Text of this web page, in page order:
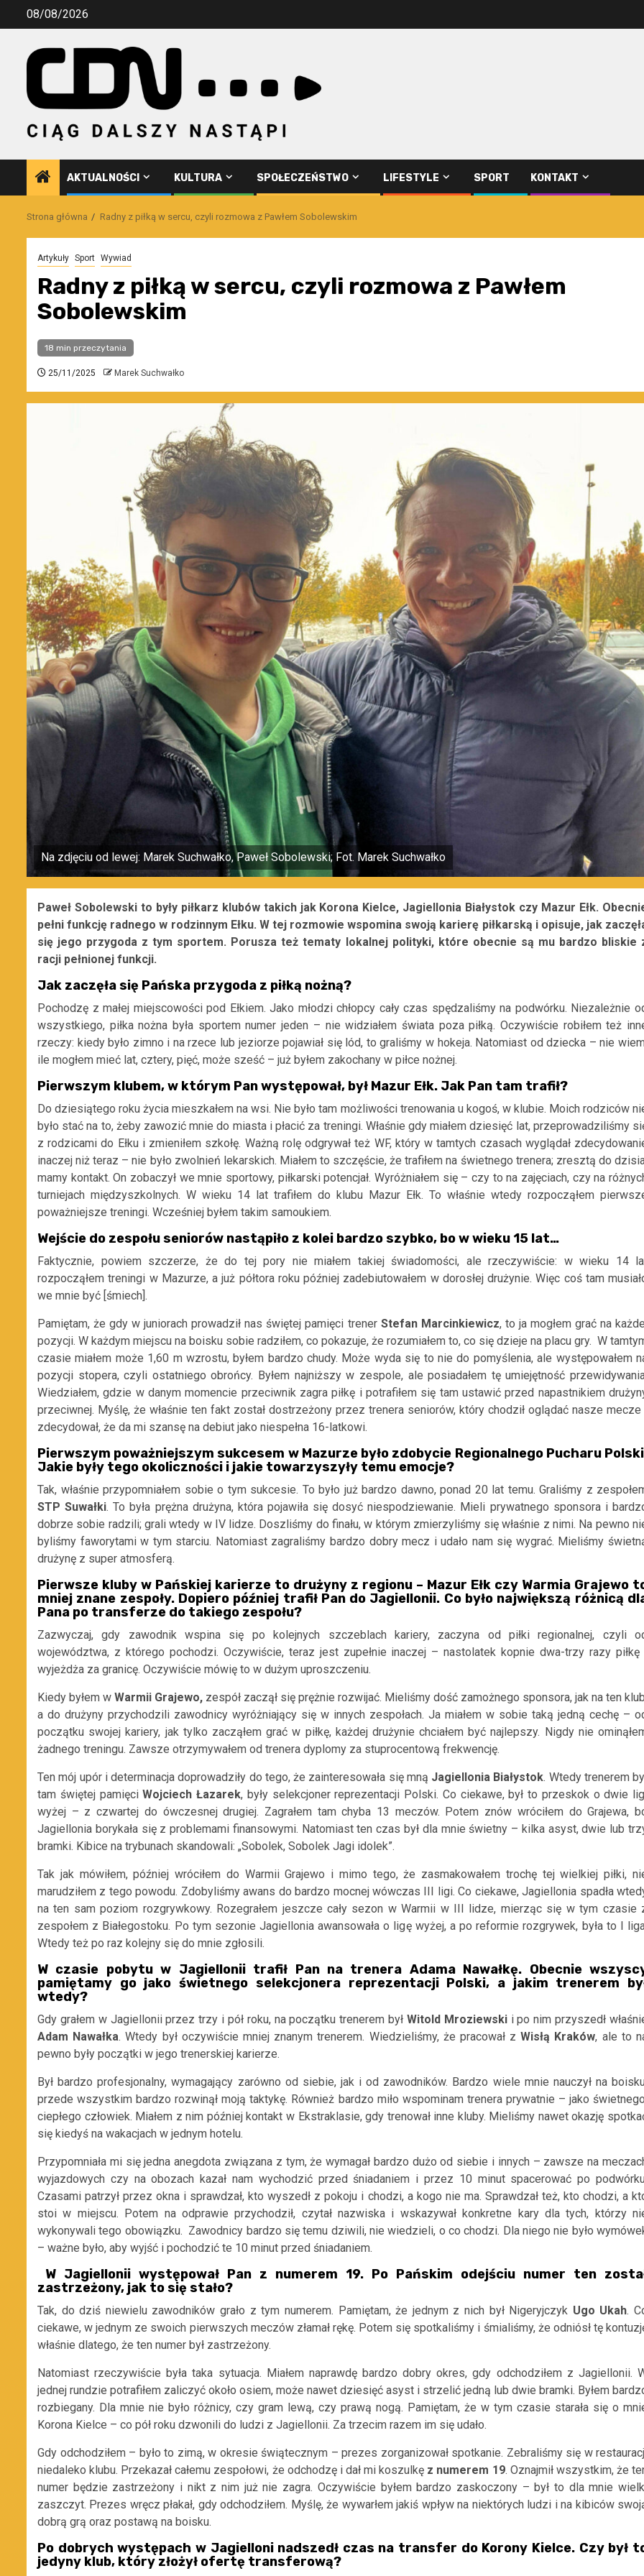
Przejdź08/08/2026
AKTUALNOŚCI KULTURA SPOŁECZEŃSTWO LIFESTYLE SPORT KONTAKT
Strona główna Radny z piłką w sercu, czyli rozmowa z Pawłem Sobolewskim
Artykuły Sport Wywiad
Radny z piłką w sercu, czyli rozmowa z Pawłem
Sobolewskim
18 min przeczytania
25/11/2025 Marek Suchwałko
Na zdjęciu od lewej: Marek Suchwałko, Paweł Sobolewski; Fot. Marek Suchwałko
Paweł Sobolewski to były piłkarz klubówtakich jak Korona Kielce, Jagiellonia Białystok czy Mazur Ełk.
pełni funkcję radnego w rodzinnym Ełku. W tej rozmowie wspomina swoją karierę piłkarską i opisuje, jak
się jego przygoda z tym sportem. Porusza też tematy lokalnej polityki, które obecnie są mu bardzo bliskie
racji pełnionej funkcji.
Jak zaczęła się Pańska przygoda z piłką nożną?
Pochodzę z małej miejscowości pod Ełkiem. Jako młodzi chłopcy cały czas spędzaliśmy na podwórku. Niezależnie
wszystkiego, piłka nożna była sportem numer jeden – nie widziałem świata poza piłką. Oczywiście robiłem też
rzeczy: kiedy było zimno i na rzece lub jeziorze pojawiał się lód, to graliśmy w hokeja. Natomiast od dziecka – nie
ile mogłem mieć lat, cztery, pięć, może sześć – już byłem zakochany w piłce nożnej.
Pierwszym klubem, w którym Pan występował, był Mazur Ełk. Jak Pan tam trafił?
Do dziesiątego roku życia mieszkałem na wsi. Nie było tam możliwości trenowania u kogoś, w klubie. Moich rodziców
było stać na to, żeby zawozić mnie do miasta i płacić za treningi. Właśnie gdy miałem dziesięć lat, przeprowadziliśmy
z rodzicami do Ełku i zmieniłem szkołę. Ważną rolę odgrywał też WF, który w tamtych czasach wyglądał
inaczej niż teraz – nie było zwolnień lekarskich. Miałem to szczęście, że trafiłem na świetnego trenera; zresztą do
mamy kontakt. On zobaczył we mnie sportowy, piłkarski potencjał. Wyróżniałem się – czy to na zajęciach, czy na
turniejach międzyszkolnych. W wieku 14 lat trafiłem do klubu Mazur Ełk. To właśnie wtedy rozpocząłem
poważniejsze treningi. Wcześniej byłem takim samoukiem.
Wejście do zespołu seniorów nastąpiło z kolei bardzo szybko, bo w wieku 15 lat…
Faktycznie, powiem szczerze, że do tej pory nie miałem takiej świadomości, ale rzeczywiście: w wieku 14
rozpocząłem treningi w Mazurze, a już półtora roku później zadebiutowałem w dorosłej drużynie. Więc coś tam
we mnie być [śmiech].
Pamiętam, że gdy w juniorach prowadził nas świętej pamięci trener Stefan Marcinkiewicz, to ja mogłem grać na
pozycji. W każdym miejscu na boisku sobie radziłem, co pokazuje, że rozumiałem to, co się dzieje na placu gry. W
czasie miałem może 1,60 m wzrostu, byłem bardzo chudy. Może wyda się to nie do pomyślenia, ale występowałem
pozycji stopera, czyli ostatniego obrońcy. Byłem najniższy w zespole, ale posiadałem tę umiejętność
Wiedziałem, gdzie w danym momencie przeciwnik zagra piłkę i potrafiłem się tam ustawić przed napastnikiem
przeciwnej. Myślę, że właśnie ten fakt został dostrzeżony przez trenera seniorów, który chodził oglądać nasze
zdecydował, że da mi szansę na debiut jako niespełna 16-latkowi.
Pierwszym poważniejszym sukcesem w Mazurze było zdobycie Regionalnego Pucharu
Jakie były tego okoliczności i jakie towarzyszyły temu emocje?
Tak, właśnie przypomniałem sobie o tym sukcesie. To było już bardzo dawno, ponad 20 lat temu. Graliśmy z
STP Suwałki. To była prężna drużyna, która pojawiła się dosyć niespodziewanie. Mieli prywatnego sponsora i
dobrze sobie radzili; grali wtedy w IV lidze. Doszliśmy do finału, w którym zmierzyliśmy się właśnie z nimi. Na pewno
byliśmy faworytami w tym starciu. Natomiast zagraliśmy bardzo dobry mecz i udało nam się wygrać. Mieliśmy
drużynę z super atmosferą.
Pierwsze kluby w Pańskiej karierze to drużyny z regionu – Mazur Ełk czy Warmia Grajewo
mniej znane zespoły. Dopiero później trafił Pan do Jagiellonii. Co było największą różnicą
Pana po transferze do takiego zespołu?
Zazwyczaj, gdy zawodnik wspina się po kolejnych szczeblach kariery, zaczyna od piłki regionalnej, czyli
województwa, z którego pochodzi. Oczywiście, teraz jest zupełnie inaczej – nastolatek kopnie dwa-trzy razy piłkę
wyjeżdża za granicę. Oczywiście mówię to w dużym uproszczeniu.
Kiedy byłem w Warmii Grajewo, zespół zaczął się prężnie rozwijać. Mieliśmy dość zamożnego sponsora, jak na ten
a do drużyny przychodzili zawodnicy wyróżniający się w innych zespołach. Ja miałem w sobie taką jedną cechę –
początku swojej kariery, jak tylko zacząłem grać w piłkę, każdej drużynie chciałem być najlepszy. Nigdy nie
żadnego treningu. Zawsze otrzymywałem od trenera dyplomy za stuprocentową frekwencję.
Ten mój upór i determinacja doprowadziły do tego, że zainteresowała się mną Jagiellonia Białystok. Wtedy trenerem
tam świętej pamięciWojciech Łazarek, były selekcjoner reprezentacji Polski. Co ciekawe, był to przeskok o dwie
wyżej – z czwartej do ówczesnej drugiej. Zagrałem tam chyba 13 meczów. Potem znów wróciłem do Grajewa,
Jagiellonia borykała się z problemami finansowymi. Natomiast ten czas był dla mnie świetny – kilka asyst, dwie lub
bramki. Kibice na trybunach skandowali: „Sobolek, Sobolek Jagi idolek”.
Tak jak mówiłem, później wróciłem do Warmii Grajewo i mimo tego, że zasmakowałem trochę tej wielkiej piłki,
marudziłem z tego powodu. Zdobyliśmy awans do bardzo mocnej wówczas III ligi. Co ciekawe, Jagiellonia spadła
na ten sam poziom rozgrywkowy. Rozegrałem jeszcze cały sezon w Warmii w III lidze, mierząc się w tym czasie
zespołem z Białegostoku. Po tym sezonie Jagiellonia awansowała o ligę wyżej, a po reformie rozgrywek, była to I
Wtedy też po raz kolejny się do mnie zgłosili.
W czasie pobytu w Jagiellonii trafił Pan na trenera Adama Nawałkę. Obecnie
pamiętamy go jako świetnego selekcjonera reprezentacji Polski, a jakim trenerem
wtedy?
Gdy grałem w Jagiellonii przez trzy i pół roku, na początku trenerem był Witold Mroziewskii po nim przyszedł
Adam Nawałka. Wtedy był oczywiście mniej znanym trenerem. Wiedzieliśmy, że pracował zWisłą Kraków, ale to
pewno były początki w jego trenerskiej karierze.
Był bardzo profesjonalny, wymagający zarówno od siebie, jak i od zawodników. Bardzo wiele mnie nauczył na
przede wszystkim bardzo rozwinął moją taktykę. Również bardzo miło wspominam trenera prywatnie – jako
ciepłego człowiek. Miałem z nim później kontakt w Ekstraklasie, gdy trenował inne kluby. Mieliśmy nawet okazję
się kiedyś na wakacjach w jednym hotelu.
Przypomniała mi się jedna anegdota związana z tym, że wymagał bardzo dużo od siebie i innych – zawsze na
wyjazdowych czy na obozach kazał nam wychodzić przed śniadaniem i przez 10 minut spacerować po
Czasami patrzył przez okna i sprawdzał, kto wyszedł z pokoju i chodzi, a kogo nie ma. Sprawdzał też, kto chodzi, a
stoi w miejscu. Potem na odprawie przychodził, czytał nazwiska i wskazywał konkretne kary dla tych, którzy
wykonywali tego obowiązku. Zawodnicy bardzo się temu dziwili, nie wiedzieli, o co chodzi. Dla niego nie było
– ważne było, aby wyjść i pochodzić te 10 minut przed śniadaniem.
W Jagiellonii występował Pan z numerem 19. Po Pańskim odejściu numer ten
zastrzeżony, jak to się stało?
Tak, do dziś niewielu zawodników grało z tym numerem. Pamiętam, że jednym z nich był Nigeryjczyk Ugo Ukah.
ciekawe, w jednym ze swoich pierwszych meczów złamał rękę. Potem się spotkaliśmy i śmialiśmy, że odniósł tę
właśnie dlatego, że ten numer był zastrzeżony.
Natomiast rzeczywiście była taka sytuacja. Miałem naprawdę bardzo dobry okres, gdy odchodziłem z Jagiellonii.
jednej rundzie potrafiłem zaliczyć około osiem, może nawet dziesięć asyst i strzelić jedną lub dwie bramki. Byłem
rozbiegany. Dla mnie nie było różnicy, czy gram lewą, czy prawą nogą. Pamiętam, że w tym czasie starała się o
Korona Kielce – co pół roku dzwonili do ludzi z Jagiellonii. Za trzecim razem im się udało.
Gdy odchodziłem – było to zimą, w okresie świątecznym – prezes zorganizował spotkanie. Zebraliśmy się w
niedaleko klubu. Przekazał całemu zespołowi, że odchodzę i dał mi koszulkę z numerem 19. Oznajmił wszystkim, że
numer będzie zastrzeżony i nikt z nim już nie zagra. Oczywiście byłem bardzo zaskoczony – był to dla mnie
zaszczyt. Prezes wręcz płakał, gdy odchodziłem. Myślę, że wywarłem jakiś wpływ na niektórych ludzi i na kibiców
dobrą grą oraz postawą na boisku.
Po dobrych występach w Jagielloni nadszedł czas na transfer do Korony Kielce. Czy był
jedyny klub, który złożył ofertę transferową?